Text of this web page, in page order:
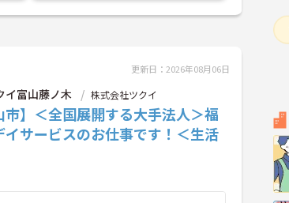
更新日：2026年08月06日
イ富山藤ノ木 株式会社ツクイ
市】＜全国展開する大手法人＞福
サービスのお仕事です！＜生活